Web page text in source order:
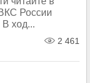
России
В ход...
2 461